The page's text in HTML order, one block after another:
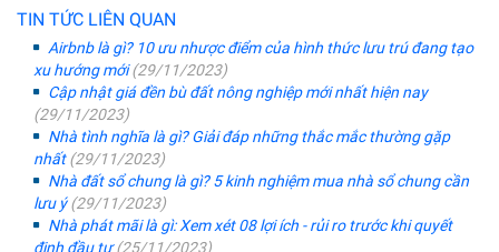
TIN TỨC LIÊN QUAN
Airbnb là gì? 10 ưu nhược điểm của hình thức lưu trú đang tạo
xu hướng mới(29/11/2023)
Cập nhật giá đền bù đất nông nghiệp mới nhất hiện nay
(29/11/2023)
Nhà tình nghĩa là gì? Giải đáp những thắc mắc thường gặp
nhất(29/11/2023)
Nhà đất sổ chung là gì? 5 kinh nghiệm mua nhà sổ chung cần
lưu ý(29/11/2023)
Nhà phát mãi là gì: Xem xét 08 lợi ích - rủi ro trước khi quyết
định đầu tư(25/11/2023)